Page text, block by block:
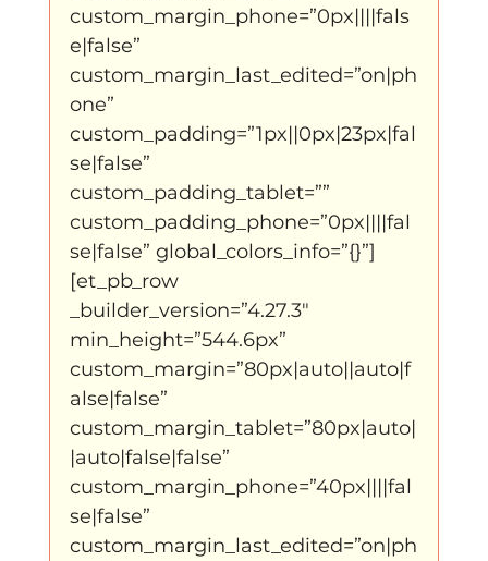
I am my ancestors wildest dreams
Ibrah eng
klein, klein vogeltje One Night's Dance
Wennah Wilkers brengt ode aan ho...
Zonder categorie Binnenkort te zien
Kabiteni
custom_margin_phone=”0px||||fals
e|false”
custom_margin_last_edited=”on|ph
one”
custom_padding=”1px||0px|23px|fal
se|false”
custom_padding_tablet=””
custom_padding_phone=”0px||||fal
se|false” global_colors_info=”{}”]
[et_pb_row
_builder_version=”4.27.3″
min_height=”544.6px”
custom_margin=”80px|auto||auto|f
alse|false”
custom_margin_tablet=”80px|auto|
|auto|false|false”
custom_margin_phone=”40px||||fal
se|false”
custom_margin_last_edited=”on|ph